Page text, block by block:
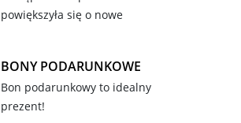
powiększyła się o nowe
BONY PODARUNKOWE
Bon podarunkowy to idealny
prezent!